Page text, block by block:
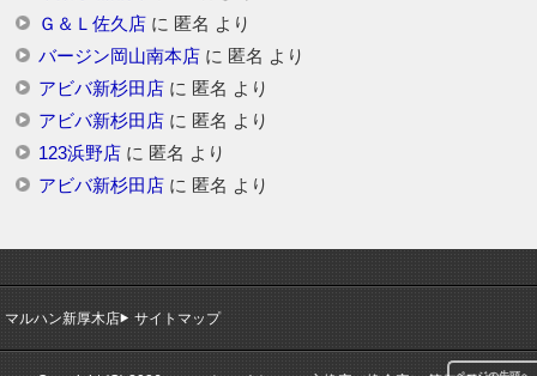
Ｇ＆Ｌ佐久店に 匿名 より
バージン岡山南本店に 匿名 より
アビバ新杉田店に 匿名 より
アビバ新杉田店に 匿名 より
123浜野店に 匿名 より
アビバ新杉田店に 匿名 より
マルハン新厚木店 サイトマップ